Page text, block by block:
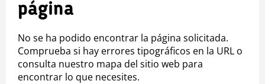
página
No se ha podido encontrar la página solicitada.
Comprueba si hay errores tipográficos en la URL o
consulta nuestro mapa del sitio web para
encontrar lo que necesites.